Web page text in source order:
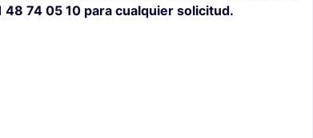
48 74 05 10 para cualquier solicitud.